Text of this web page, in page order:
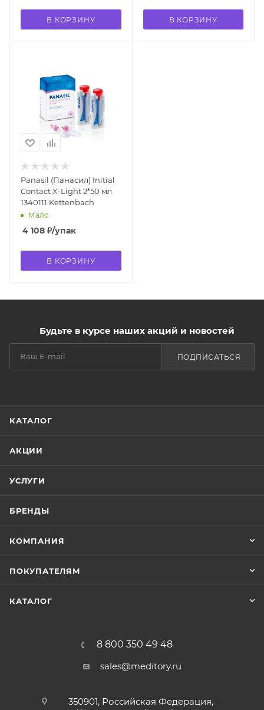
В КОРЗИНУ В КОРЗИНУ
Panasil (Панасил) Initial
Contact X-Light 2*50 мл
1340111 Kettenbach
Мало
4 108 ₽/упак
В КОРЗИНУ
Будьте в курсе наших акций и новостей
ПОДПИСАТЬСЯ
КАТАЛОГ
АКЦИИ
УСЛУГИ
БРЕНДЫ
КОМПАНИЯ
ПОКУПАТЕЛЯМ
КАТАЛОГ
8 800 350 49 48
sales@meditory.ru
350901, Российская Федерация,